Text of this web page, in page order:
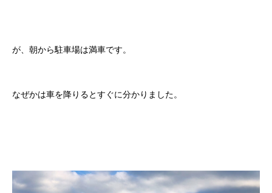
が、朝から駐車場は満車です。
なぜかは車を降りるとすぐに分かりました。